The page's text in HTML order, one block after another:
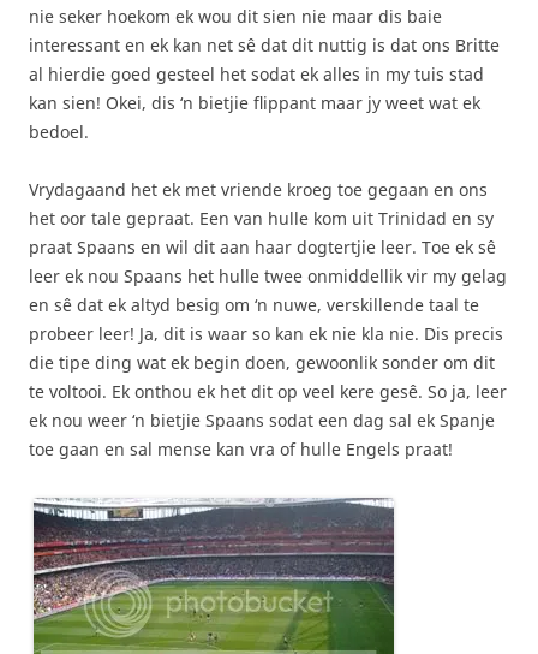
nie seker hoekom ek wou dit sien nie maar dis baie
interessant en ek kan net sê dat dit nuttig is dat ons Britte
al hierdie goed gesteel het sodat ek alles in my tuis stad
kan sien! Okei, dis ‘n bietjie flippant maar jy weet wat ek
bedoel.
Vrydagaand het ek met vriende kroeg toe gegaan en ons
het oor tale gepraat. Een van hulle kom uit Trinidad en sy
praat Spaans en wil dit aan haar dogtertjie leer. Toe ek sê
leer ek nou Spaans het hulle twee onmiddellik vir my gelag
en sê dat ek altyd besig om ‘n nuwe, verskillende taal te
probeer leer! Ja, dit is waar so kan ek nie kla nie. Dis precis
die tipe ding wat ek begin doen, gewoonlik sonder om dit
te voltooi. Ek onthou ek het dit op veel kere gesê. So ja, leer
ek nou weer ‘n bietjie Spaans sodat een dag sal ek Spanje
toe gaan en sal mense kan vra of hulle Engels praat!